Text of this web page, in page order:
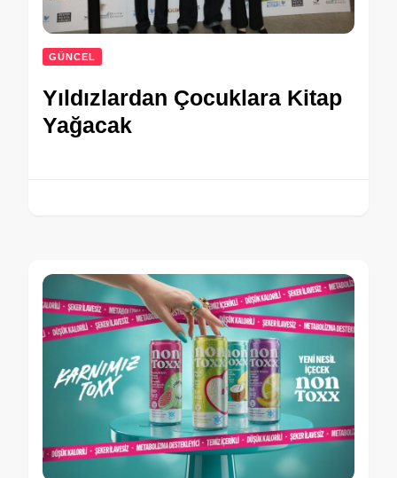
GÜNCEL
Yıldızlardan Çocuklara Kitap
Yağacak